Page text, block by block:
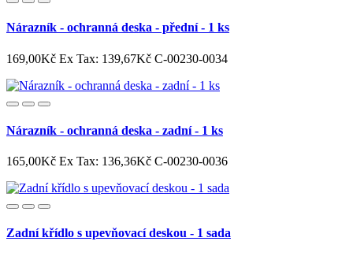
Nárazník - ochranná deska - přední - 1 ks
169,00Kč Ex Tax: 139,67Kč C-00230-0034
Nárazník - ochranná deska - zadní - 1 ks
165,00Kč Ex Tax: 136,36Kč C-00230-0036
Zadní křídlo s upevňovací deskou - 1 sada